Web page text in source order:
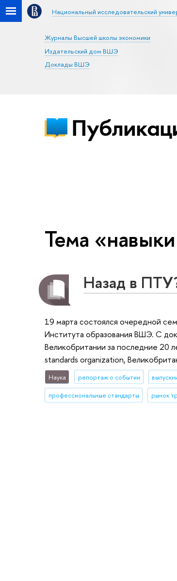
Национальный исследовательский
Журналы Высшей школы экономики
Издательский дом ВШЭ
Доклады ВШЭ
Тема
Назад в
19 марта состоялся очередной
Института образования ВШЭ. С
Великобритании за последние 20
standards organization,
Наука репортаж о событии
профессиональные стандарты рынок